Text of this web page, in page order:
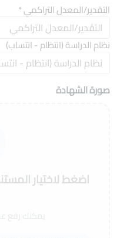
التقدير/المعدل التراكمي*
نظام الدراسة (انتظام - انتساب)
صورة الشهادة
اضغط لاختيار
يمكنك